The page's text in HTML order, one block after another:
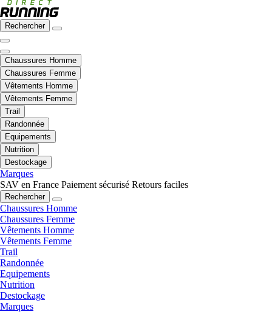
Rechercher
Chaussures Homme
Chaussures Femme
Vêtements Homme
Vêtements Femme
Trail
Randonnée
Equipements
Nutrition
Destockage
Marques
SAV en France Paiement sécurisé Retours faciles
Rechercher
Chaussures Homme
Chaussures Femme
Vêtements Homme
Vêtements Femme
Trail
Randonnée
Equipements
Nutrition
Destockage
Marques